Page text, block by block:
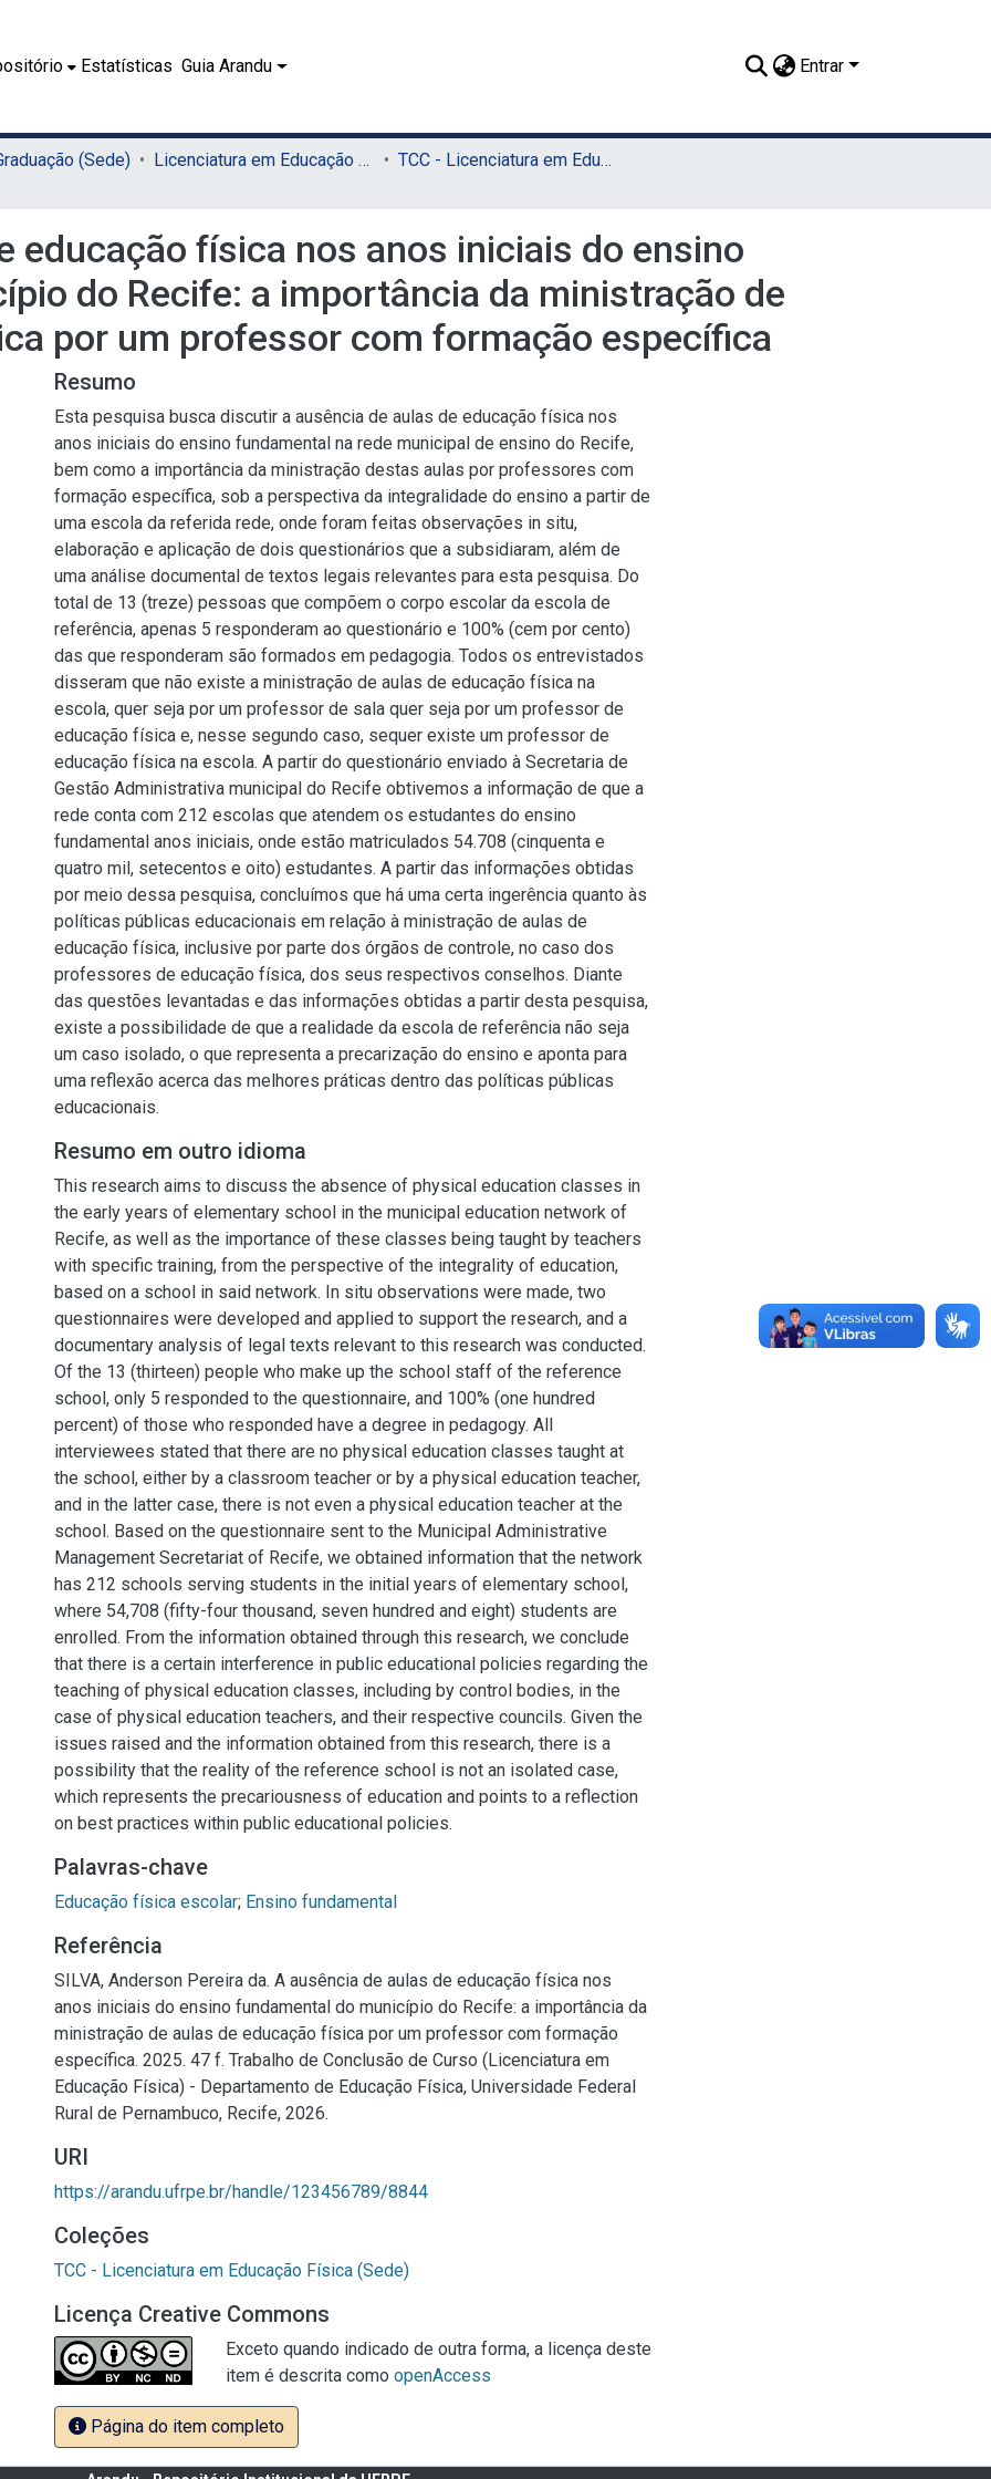
Estatísticas Guia Arandu Entrar
(Sede) Licenciatura em Educação Física (Sede)
TCC - Licenciatura em Educação Física (Sede)
educação física nos anos iniciais do ensino
do Recife: a importância da ministração de
por um professor com formação específica
Resumo
Esta pesquisa busca discutir a ausência de aulas de educação física nos
anos iniciais do ensino fundamental na rede municipal de ensino do Recife,
bem como a importância da ministração destas aulas por professores com
formação específica, sob a perspectiva da integralidade do ensino a partir de
uma escola da referida rede, onde foram feitas observações in situ,
elaboração e aplicação de dois questionários que a subsidiaram, além de
uma análise documental de textos legais relevantes para esta pesquisa. Do
total de 13 (treze) pessoas que compõem o corpo escolar da escola de
referência, apenas 5 responderam ao questionário e 100% (cem por cento)
das que responderam são formados em pedagogia. Todos os entrevistados
disseram que não existe a ministração de aulas de educação física na
escola, quer seja por um professor de sala quer seja por um professor de
educação física e, nesse segundo caso, sequer existe um professor de
educação física na escola. A partir do questionário enviado à Secretaria de
Gestão Administrativa municipal do Recife obtivemos a informação de que a
rede conta com 212 escolas que atendem os estudantes do ensino
fundamental anos iniciais, onde estão matriculados 54.708 (cinquenta e
quatro mil, setecentos e oito) estudantes. A partir das informações obtidas
por meio dessa pesquisa, concluímos que há uma certa ingerência quanto às
políticas públicas educacionais em relação à ministração de aulas de
educação física, inclusive por parte dos órgãos de controle, no caso dos
professores de educação física, dos seus respectivos conselhos. Diante
das questões levantadas e das informações obtidas a partir desta pesquisa,
existe a possibilidade de que a realidade da escola de referência não seja
um caso isolado, o que representa a precarização do ensino e aponta para
uma reflexão acerca das melhores práticas dentro das políticas públicas
educacionais.
Resumo em outro idioma
This research aims to discuss the absence of physical education classes in
the early years of elementary school in the municipal education network of
Recife, as well as the importance of these classes being taught by teachers
with specific training, from the perspective of the integrality of education,
based on a school in said network. In situ observations were made, two
questionnaires were developed and applied to support the research, and a
documentary analysis of legal texts relevant to this research was conducted.
Of the 13 (thirteen) people who make up the school staff of the reference
school, only 5 responded to the questionnaire, and 100% (one hundred
percent) of those who responded have a degree in pedagogy. All
interviewees stated that there are no physical education classes taught at
the school, either by a classroom teacher or by a physical education teacher,
and in the latter case, there is not even a physical education teacher at the
school. Based on the questionnaire sent to the Municipal Administrative
Management Secretariat of Recife, we obtained information that the network
has 212 schools serving students in the initial years of elementary school,
where 54,708 (fifty-four thousand, seven hundred and eight) students are
enrolled. From the information obtained through this research, we conclude
that there is a certain interference in public educational policies regarding the
teaching of physical education classes, including by control bodies, in the
case of physical education teachers, and their respective councils. Given the
issues raised and the information obtained from this research, there is a
possibility that the reality of the reference school is not an isolated case,
which represents the precariousness of education and points to a reflection
on best practices within public educational policies.
Palavras-chave
Educação física escolar; Ensino fundamental
Referência
SILVA, Anderson Pereira da. A ausência de aulas de educação física nos
anos iniciais do ensino fundamental do município do Recife: a importância da
ministração de aulas de educação física por um professor com formação
específica. 2025. 47 f. Trabalho de Conclusão de Curso (Licenciatura em
Educação Física) - Departamento de Educação Física, Universidade Federal
Rural de Pernambuco, Recife, 2026.
URI
https://arandu.ufrpe.br/handle/123456789/8844
Coleções
TCC - Licenciatura em Educação Física (Sede)
Licença Creative Commons
Exceto quando indicado de outra forma, a licença deste
item é descrita como openAccess
Página do item completo